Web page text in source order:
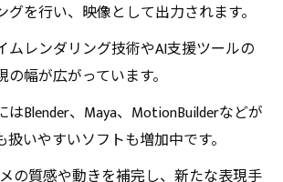
を行い、映像として出力されます。
ムレンダリング技術やAI支援ツールの
幅が広がっています。
Blender、Maya、MotionBuilderなどが
いやすいソフトも増加中です。
の質感や動きを補完し、新たな表現手